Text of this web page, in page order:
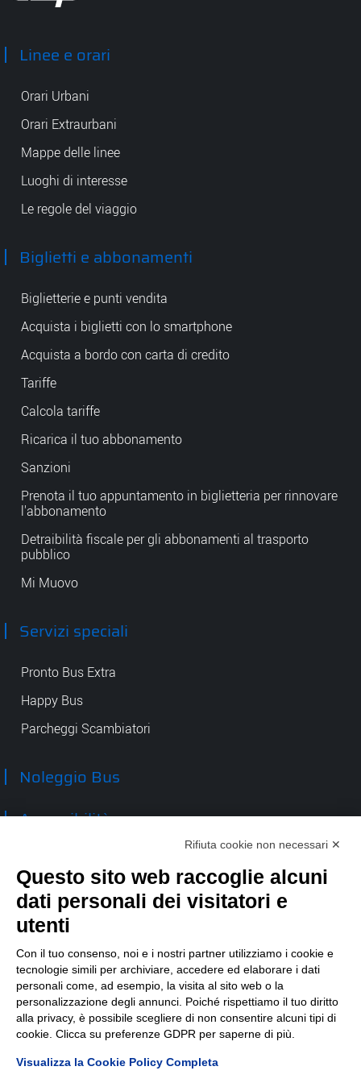
Linee e orari
Orari Urbani
Orari Extraurbani
Mappe delle linee
Luoghi di interesse
Le regole del viaggio
Biglietti e abbonamenti
Biglietterie e punti vendita
Acquista i biglietti con lo smartphone
Acquista a bordo con carta di credito
Tariffe
Calcola tariffe
Ricarica il tuo abbonamento
Sanzioni
Prenota il tuo appuntamento in biglietteria per rinnovare
l'abbonamento
Detraibilità fiscale per gli abbonamenti al trasporto
pubblico
Mi Muovo
Servizi speciali
Pronto Bus Extra
Happy Bus
Parcheggi Scambiatori
Noleggio Bus
Accessibilità
TEP spa
Via Taro 12
43125 Parma
Tel. 0521.2141
E-mail:tep@tep.pr.it
Informazioni :info@tep.pr.it
PEC:tepspa@pec.it
Rifiuta cookie non necessari ✕
Questo sito web raccoglie alcuni
dati personali dei visitatori e
utenti
Con il tuo consenso, noi e i nostri partner utilizziamo i cookie e
tecnologie simili per archiviare, accedere ed elaborare i dati
personali come, ad esempio, la visita al sito web o la
personalizzazione degli annunci. Poiché rispettiamo il tuo diritto
alla privacy, è possibile scegliere di non consentire alcuni tipi di
cookie. Clicca su preferenze GDPR per saperne di più.
Visualizza la Cookie Policy Completa